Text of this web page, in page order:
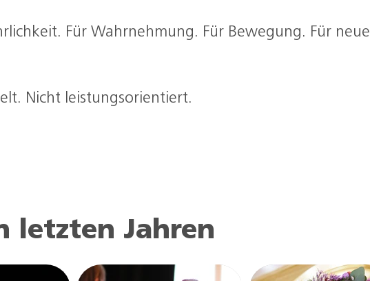
Für Wahrnehmung. Für Bewegung. Für neue
Nicht leistungsorientiert.
letzten Jahren